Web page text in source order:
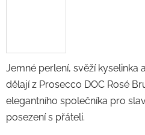
Jemné perlení, svěží kyselinka
dělají z Prosecco DOC Rosé
elegantního společníka pro
posezení s přáteli.